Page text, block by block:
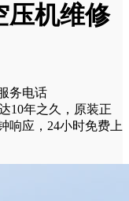
压机维修
务电话
10年之久，原装正
响应，24小时免费上